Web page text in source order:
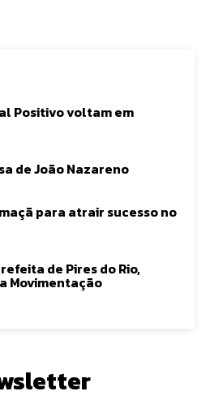
Positivo voltam em
de João Nazareno
para atrair sucesso no
de Pires do Rio,
Movimentação